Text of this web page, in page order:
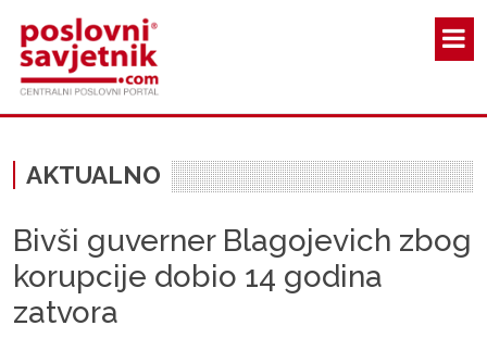
AKTUALNO
Bivši guverner Blagojevich zbog
korupcije dobio 14 godina
zatvora